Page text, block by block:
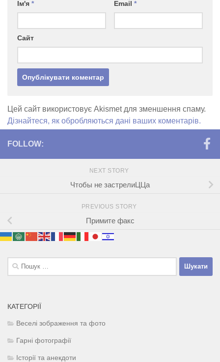
Ім'я * Email *
Сайт
Цей сайт використовує Akismet для зменшення спаму.
Дізнайтеся, як обробляються дані ваших коментарів.
FOLLOW:
NEXT STORY
Чтобы не застрелиЦЦа
PREVIOUS STORY
Примите факс
Пошук:
КАТЕГОРІЇ
Веселі зображення та фото
Гарні фотографії
Історії та анекдоти